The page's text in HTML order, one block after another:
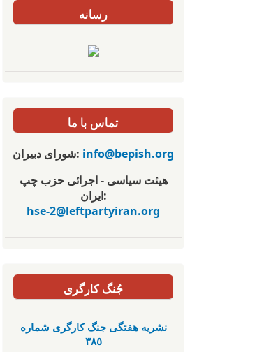
رسانه
تماس با ما
شورای دبیران: info@bepish.org
هیئت سیاسی - اجرائی حزب چپ
ایران:
hse-2@leftpartyiran.org
جُنگ کارگری
نشریە هفتگی جنگ کارگری شمارە
٣٨٥